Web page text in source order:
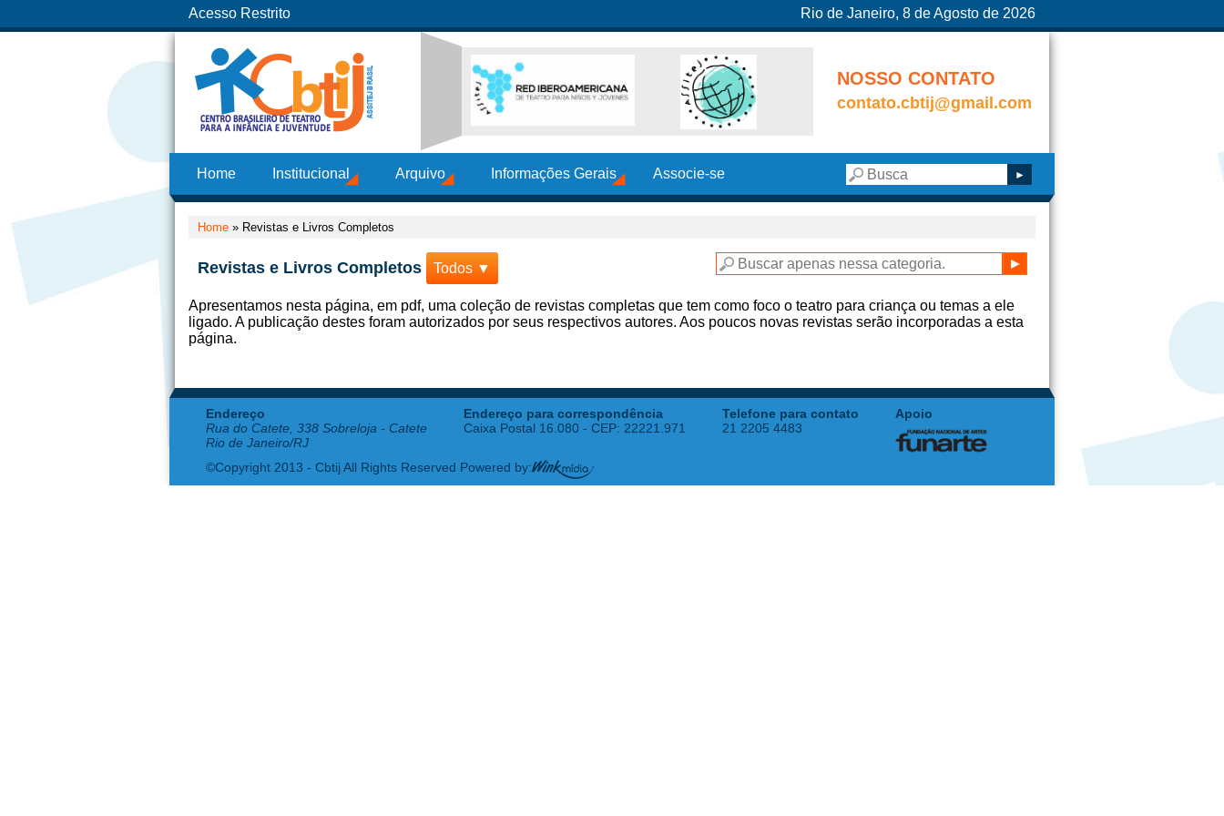
Acesso Restrito Rio de Janeiro, 8 de Agosto de 2026
NOSSO CONTATO
contato.cbtij@gmail.com
Home Institucional Arquivo Informações Gerais Associe-se
Home » Revistas e Livros Completos
Revistas e Livros Completos Todos ▼
Apresentamos nesta página, em pdf, uma coleção de revistas completas que tem como foco o teatro para criança ou temas a ele
ligado. A publicação destes foram autorizados por seus respectivos autores. Aos poucos novas revistas serão incorporadas a esta
página.
Endereço
Rua do Catete, 338 Sobreloja - Catete
Rio de Janeiro/RJ
Endereço para correspondência
Caixa Postal 16.080 - CEP: 22221.971
Telefone para contato
21 2205 4483
Apoio
©Copyright 2013 - Cbtij All Rights Reserved Powered by: